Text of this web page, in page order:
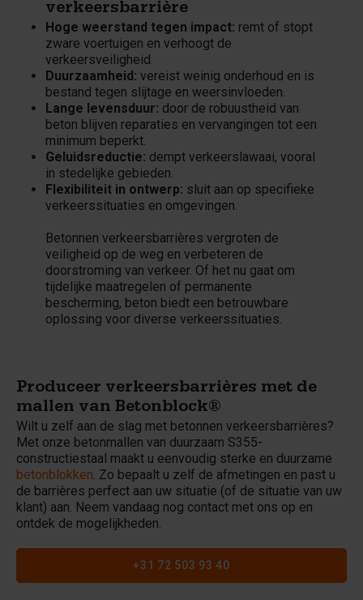
verkeersbarrière
Hoge weerstand tegen impact: remt of stopt
zware voertuigen en verhoogt de
verkeersveiligheid.
Duurzaamheid: vereist weinig onderhoud en is
bestand tegen slijtage en weersinvloeden.
Lange levensduur: door de robuustheid van
beton blijven reparaties en vervangingen tot een
minimum beperkt.
Geluidsreductie: dempt verkeerslawaai, vooral
in stedelijke gebieden.
Flexibiliteit in ontwerp: sluit aan op specifieke
verkeerssituaties en omgevingen.
Betonnen verkeersbarrières vergroten de
veiligheid op de weg en verbeteren de
doorstroming van verkeer. Of het nu gaat om
tijdelijke maatregelen of permanente
bescherming, beton biedt een betrouwbare
oplossing voor diverse verkeerssituaties.
Produceer verkeersbarrières met de
mallen van Betonblock®
Wilt u zelf aan de slag met betonnen verkeersbarrières?
Met onze betonmallen van duurzaam S355-
constructiestaal maakt u eenvoudig sterke en duurzame
betonblokken . Zo bepaalt u zelf de afmetingen en past u
de barrières perfect aan uw situatie (of de situatie van uw
klant) aan. Neem vandaag nog contact met ons op en
ontdek de mogelijkheden.
+31 72 503 93 40